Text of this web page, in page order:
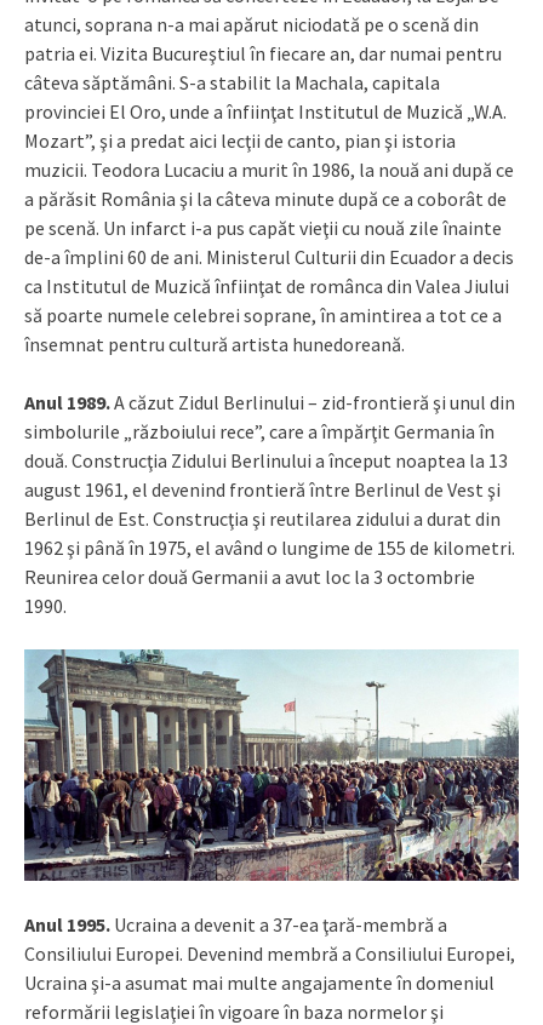
atunci, soprana n-a mai apărut niciodată pe o scenă din
patria ei. Vizita Bucureştiul în fiecare an, dar numai pentru
câteva săptămâni. S-a stabilit la Machala, capitala
provinciei El Oro, unde a înfiinţat Institutul de Muzică „W.A.
Mozart”, şi a predat aici lecţii de canto, pian şi istoria
muzicii. Teodora Lucaciu a murit în 1986, la nouă ani după ce
a părăsit România şi la câteva minute după ce a coborât de
pe scenă. Un infarct i-a pus capăt vieţii cu nouă zile înainte
de-a împlini 60 de ani. Ministerul Culturii din Ecuador a decis
ca Institutul de Muzică înfiinţat de românca din Valea Jiului
să poarte numele celebrei soprane, în amintirea a tot ce a
însemnat pentru cultură artista hunedoreană.
Anul 1989.A căzut Zidul Berlinului – zid-frontieră şi unul din
simbolurile „războiului rece”, care a împărţit Germania în
două. Construcţia Zidului Berlinului a început noaptea la 13
august 1961, el devenind frontieră între Berlinul de Vest şi
Berlinul de Est. Construcţia şi reutilarea zidului a durat din
1962 şi până în 1975, el având o lungime de 155 de kilometri.
Reunirea celor două Germanii a avut loc la 3 octombrie
1990.
Anul 1995. Ucraina a devenit a 37-ea ţară-membră a
Consiliului Europei. Devenind membră a Consiliului Europei,
Ucraina şi-a asumat mai multe angajamente în domeniul
reformării legislaţiei în vigoare în baza normelor şi